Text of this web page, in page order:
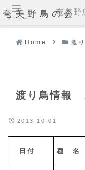
奄美野鳥
Home 渡
渡り鳥情報
2013.10.01
日付 種 名
メニュー
奄美